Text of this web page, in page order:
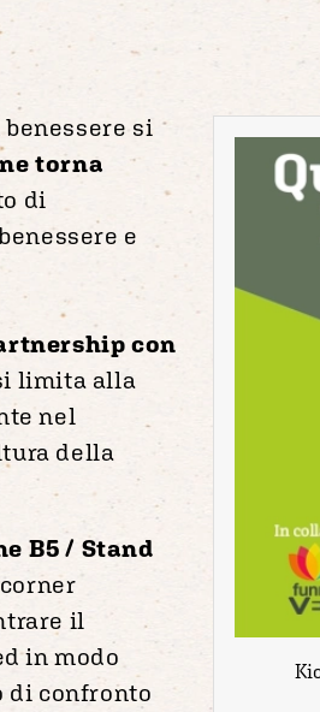
si
torna
di
e
con
limita alla
nel
della
B5 / Stand
il
in modo
di confronto